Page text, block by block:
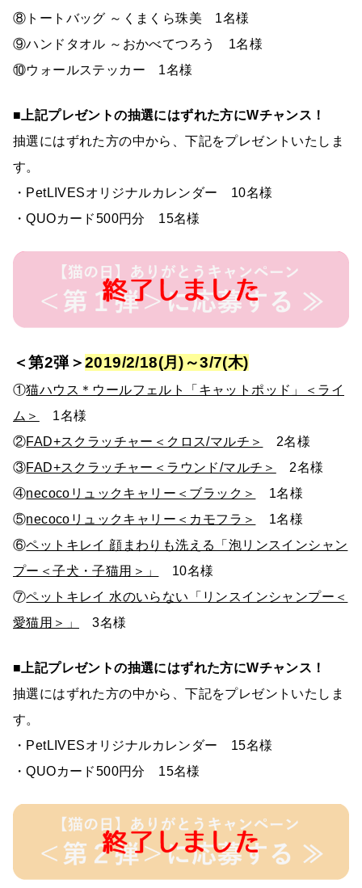
⑧トートバッグ ～くまくら珠美 1名様
⑨ハンドタオル ～おかべてつろう 1名様
⑩ウォールステッカー 1名様
■上記プレゼントの抽選にはずれた方にWチャンス！
抽選にはずれた方の中から、下記をプレゼントいたしま
す。
・PetLIVESオリジナルカレンダー 10名様
・QUOカード500円分 15名様
＜第2弾＞2019/2/18(月)～3/7(木)
①猫ハウス＊ウールフェルト「キャットポッド」＜ライ
ム＞
1名様
②FAD+スクラッチャー＜クロス/マルチ＞
2名様
③FAD+スクラッチャー＜ラウンド/マルチ＞
2名様
④necocoリュックキャリー＜ブラック＞
1名様
⑤necocoリュックキャリー＜カモフラ＞
1名様
⑥ペットキレイ 顔まわりも洗える「泡リンスインシャン
プー＜子犬・子猫用＞」
10名様
⑦ペットキレイ 水のいらない「リンスインシャンプー＜
愛猫用＞」
3名様
■上記プレゼントの抽選にはずれた方にWチャンス！
抽選にはずれた方の中から、下記をプレゼントいたしま
す。
・PetLIVESオリジナルカレンダー 15名様
・QUOカード500円分 15名様